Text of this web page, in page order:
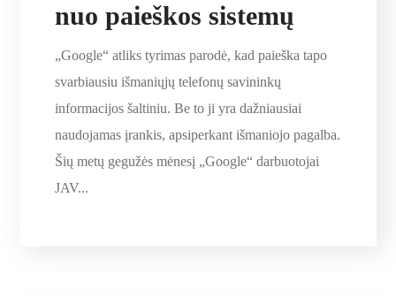
nuo paieškos sistemų
„Google“ atliks tyrimas parodė, kad paieška tapo
svarbiausiu išmaniųjų telefonų savininkų
informacijos šaltiniu. Be to ji yra dažniausiai
naudojamas įrankis, apsiperkant išmaniojo pagalba.
Šių metų gegužės mėnesį „Google“ darbuotojai
JAV...